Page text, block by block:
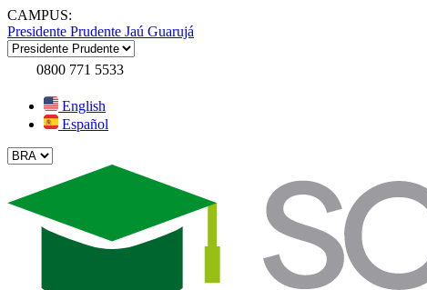
CAMPUS:
Presidente Prudente Jaú Guarujá
0800 771 5533
English
Español